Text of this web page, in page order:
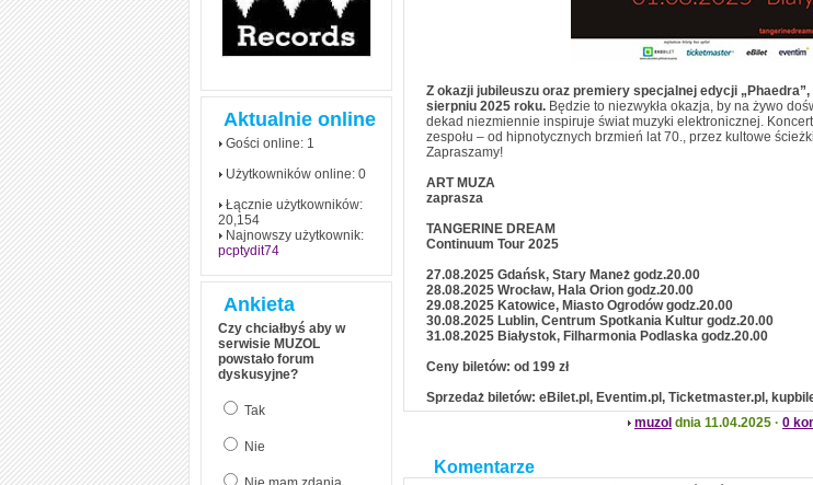
Aktualnie online
Gości online: 1
Użytkowników online: 0
Łącznie użytkowników:
20,154
Najnowszy użytkownik:
pcptydit74
Ankieta
Czy chciałbyś aby w
serwisie MUZOL
powstało forum
dyskusyjne?
Tak
Nie
Z okazji jubileuszu oraz premiery specjalnej edycji
sierpniu 2025 roku. Będzie to niezwykła okazja, by na żywo
dekad niezmiennie inspiruje świat muzyki elektronicznej.
zespołu – od hipnotycznych brzmień lat 70., przez kultowe
Zapraszamy!
ART MUZA
zaprasza
TANGERINE DREAM
Continuum Tour 2025
27.08.2025 Gdańsk, Stary Maneż godz.20.00
28.08.2025 Wrocław, Hala Orion godz.20.00
29.08.2025 Katowice, Miasto Ogrodów godz.20.00
30.08.2025 Lublin, Centrum Spotkania Kultur godz.20.00
31.08.2025 Białystok, Filharmonia Podlaska godz.20.00
Ceny biletów: od 199 zł
Sprzedaż biletów: eBilet.pl, Eventim.pl, Ticketmaster.pl,
muzol dnia 11.04.2025 · 0
Komentarze